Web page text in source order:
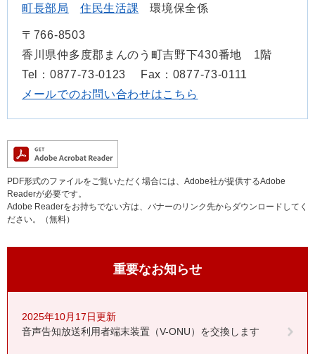
町長部局 住民生活課 環境保全係
〒766-8503
香川県仲多度郡まんのう町吉野下430番地 1階
Tel：0877-73-0123
Fax：0877-73-0111
メールでのお問い合わせはこちら
PDF形式のファイルをご覧いただく場合には、Adobe社が提供するAdobe
Readerが必要です。
Adobe Readerをお持ちでない方は、バナーのリンク先からダウンロードしてく
ださい。（無料）
重要なお知らせ
2025年10月17日更新
音声告知放送利用者端末装置（V-ONU）を交換します